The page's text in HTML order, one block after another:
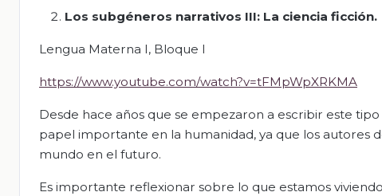
Los subgéneros narrativos III: La ciencia ficción.
Lengua Materna I, Bloque I
https://www.youtube.com/watch?v=tFMpWpXRKMA
Desde hace años que se empezaron a escribir este
papel importante en la humanidad, ya que los autores
mundo en el futuro.
Es importante reflexionar sobre lo que estamos